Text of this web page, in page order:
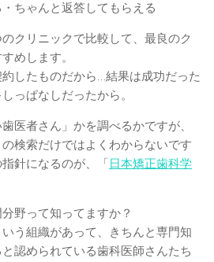
ちゃんと返答してもらえる
クリニックで比較して、最良のク
めします。
したものだから…結果は成功だった
っぱなしだったから。
医者さん」かを調べるかですが、
検索だけではよくわからないです
針になるのが、「日本矯正歯科学
野って知ってますか？
いう組織があって、きちんと専門知
認められている歯科医師さんたち